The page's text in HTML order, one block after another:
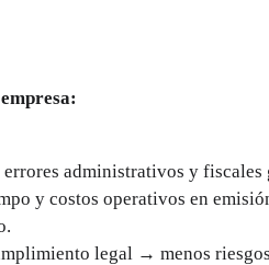
administrativos y fiscales
y costos operativos en
legal → menos